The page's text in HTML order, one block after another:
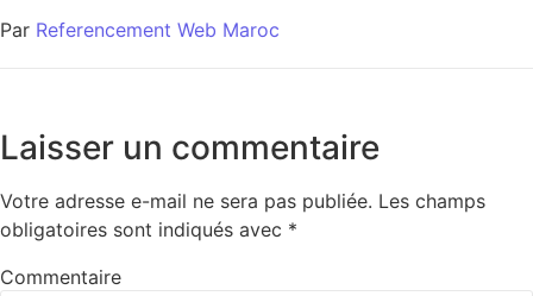
Par Referencement Web Maroc
Laisser un commentaire
Votre adresse e-mail ne sera pas publiée. Les champs
obligatoires sont indiqués avec *
Commentaire